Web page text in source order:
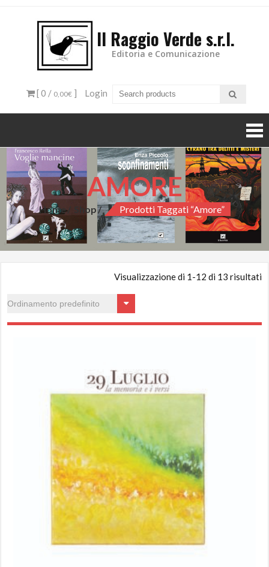
Il Raggio Verde s.r.l.
Editoria e Comunicazione
[ 0 / 0,00€] Login
AMORE
Home Shop Prodotti Taggati “amore”
Visualizzazione di 1-12 di 13 risultati